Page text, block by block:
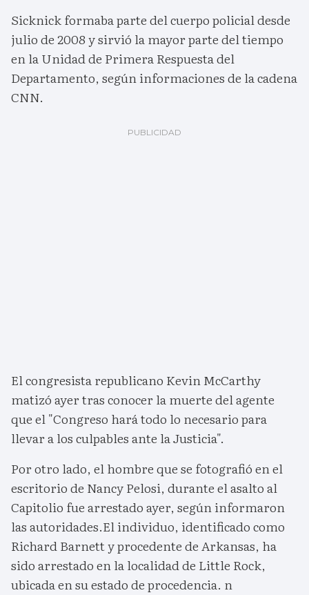
Sicknick formaba parte del cuerpo policial desde
julio de 2008 y sirvió la mayor parte del tiempo
en la Unidad de Primera Respuesta del
Departamento, según informaciones de la cadena
CNN.
El congresista republicano Kevin McCarthy
matizó ayer tras conocer la muerte del agente
que el "Congreso hará todo lo necesario para
llevar a los culpables ante la Justicia".
Por otro lado, el hombre que se fotografió en el
escritorio de Nancy Pelosi, durante el asalto al
Capitolio fue arrestado ayer, según informaron
las autoridades.El individuo, identificado como
Richard Barnett y procedente de Arkansas, ha
sido arrestado en la localidad de Little Rock,
ubicada en su estado de procedencia. n